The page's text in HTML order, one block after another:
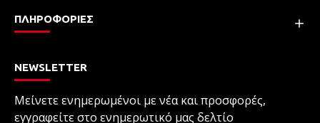
ΠΛΗΡΟΦΟΡΙΕΣ
NEWSLETTER
Μείνετε ενημερωμένοι με νέα και προσφορές,
εγγραφείτε στο ενημερωτικό μας δελτίο